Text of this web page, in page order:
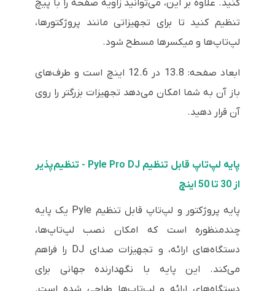
کنید. علاوه بر این، می‌توانید زاویه صفحه را با پیچ
تنظیم کنید تا برای تجهیزاتی مانند پروژکتورها،
لپ‌تاپ‌ها و میکسرها مسطح شود.
ابعاد صفحه: 13.8 در 12.6 اینچ است و طرف‌های
باز آن به شما امکان می‌دهد تجهیزات بزرگتر را روی
آن قرار دهید.
پایه لپ‌تاپ قابل تنظیم Pyle Pro DJ - تنظیم‌پذیر
از 30 تا 50 اینچ
پایه پروژکتور و لپ‌تاپ قابل تنظیم Pyle یک پایه
چندمنظوره است که امکان نصب لپ‌تاپ‌ها،
دستگاه‌های ارائه، و تجهیزات صدای DJ را فراهم
می‌کند. این پایه با نگهدارنده جهانی برای